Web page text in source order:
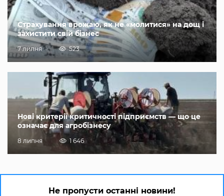
Страхування врожаю, як не «молитися» на дощ і
захистити свій бізнес
7 липня 523
Нові критерії критичності підприємств — що це
означає для агробізнесу
8 липня 1 646
Не пропусти останні новини!